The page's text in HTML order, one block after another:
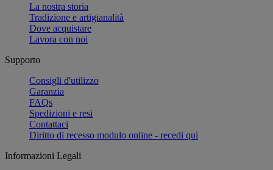
La nostra storia
Tradizione e artigianalità
Dove acquistare
Lavora con noi
Supporto
Consigli d'utilizzo
Garanzia
FAQs
Spedizioni e resi
Contattaci
Diritto di recesso modulo online - recedi qui
Informazioni Legali